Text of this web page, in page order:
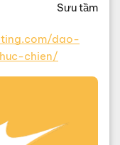
Sưu tầm
dao-
chien/